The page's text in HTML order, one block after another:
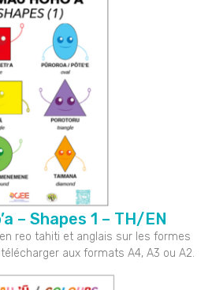
– Shapes 1 – TH/EN
reo tahiti et anglais sur les formes
aux formats A4, A3 ou A2.